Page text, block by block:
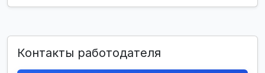
Контакты работодателя